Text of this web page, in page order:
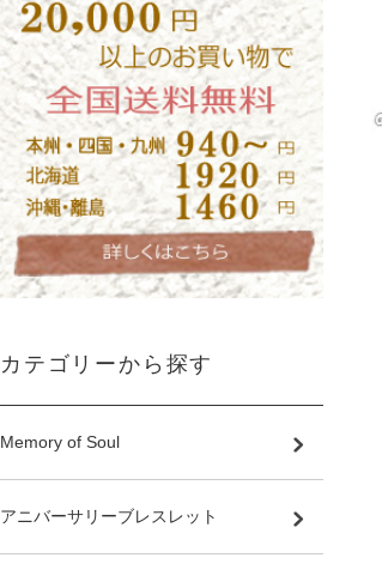
カテゴリーから探す
Memory of Soul
アニバーサリーブレスレット